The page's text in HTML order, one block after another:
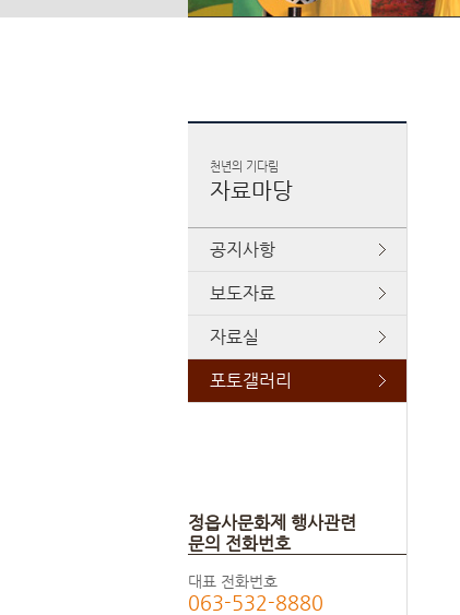
천년의 기다림
자료마당
공지사항
보도자료
자료실
포토갤러리
정읍사문화제 행사관련
문의 전화번호
대표 전화번호
063-532-8880